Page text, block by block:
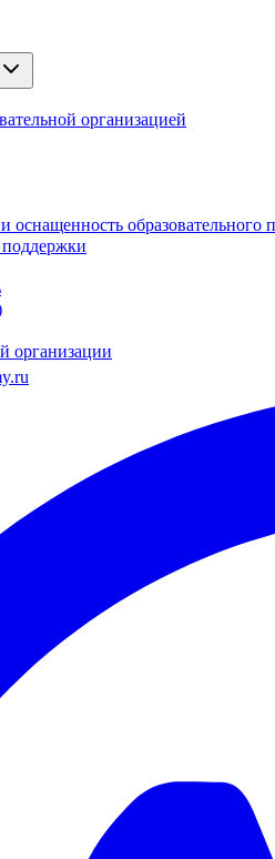
организацией
оснащенность образовательного
организации